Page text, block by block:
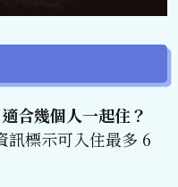
幾個人一起住？
訊標示可入住最多 6